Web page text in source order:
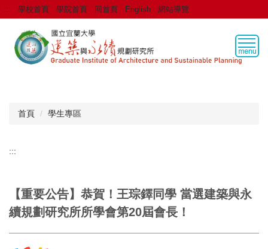
跳
到
::: 學校首頁 學院首頁 回首頁 English 網站導覽
首頁 學生專區
:::
【重要公告】恭賀！王琮鐸同學 當選建築與永
續規劃研究所所學會第20屆會長！